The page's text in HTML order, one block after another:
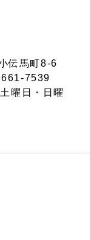
伝馬町8-6
7539
曜日・日曜